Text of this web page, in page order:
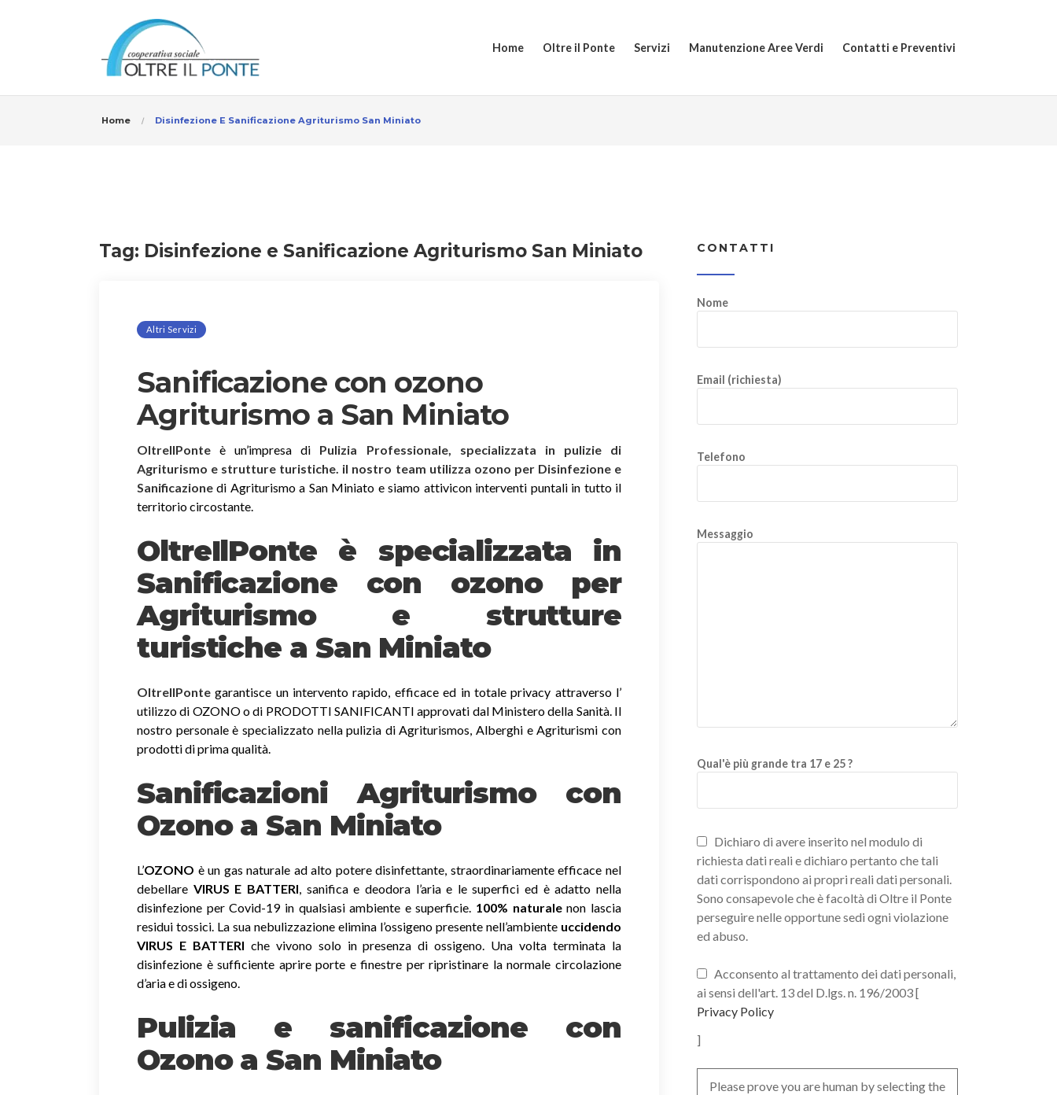
Home Oltre il Ponte Servizi Manutenzione Aree Verdi Contatti e Preventivi
Home Disinfezione E Sanificazione Agriturismo San Miniato
Tag: Disinfezione e Sanificazione Agriturismo San Miniato
Altri Servizi
Sanificazione con ozono
Agriturismo a San Miniato
OltreIlPonte è un’impresa di Pulizia Professionale, specializzata in pulizie di
Agriturismo e strutture turistiche. il nostro team utilizza ozono per Disinfezione e
Sanificazione di Agriturismo a San Miniato e siamo attivicon interventi puntali in tutto il
territorio circostante.
OltreIlPonte è specializzata in
Sanificazione con ozono per
Agriturismo e strutture
turistiche a San Miniato
OltreIlPonte garantisce un intervento rapido, efficace ed in totale privacy attraverso l’
utilizzo di OZONO o di PRODOTTI SANIFICANTI approvati dal Ministero della Sanità. Il
nostro personale è specializzato nella pulizia di Agriturismos, Alberghi e Agriturismi con
prodotti di prima qualità.
Sanificazioni Agriturismo con
Ozono a San Miniato
L’OZONO è un gas naturale ad alto potere disinfettante, straordinariamente efficace nel
debellare VIRUS E BATTERI, sanifica e deodora l’aria e le superfici ed è adatto nella
disinfezione per Covid-19 in qualsiasi ambiente e superficie. 100% naturalenon lascia
residui tossici. La sua nebulizzazione elimina l’ossigeno presente nell’ambiente uccidendo
VIRUS E BATTERI che vivono solo in presenza di ossigeno. Una volta terminata la
disinfezione è sufficiente aprire porte e finestre per ripristinare la normale circolazione
d’aria e di ossigeno.
Pulizia e sanificazione con
Ozono a San Miniato
CONTATTI
Nome
Email (richiesta)
Telefono
Messaggio
Qual'è più grande tra 17 e 25 ?
Dichiaro di avere inserito nel modulo di
richiesta dati reali e dichiaro pertanto che tali
dati corrispondono ai propri reali dati personali.
Sono consapevole che è facoltà di Oltre il Ponte
perseguire nelle opportune sedi ogni violazione
ed abuso.
Acconsento al trattamento dei dati personali,
ai sensi dell'art. 13 del D.lgs. n. 196/2003 [
Privacy Policy
]
Please prove you are human by selecting the